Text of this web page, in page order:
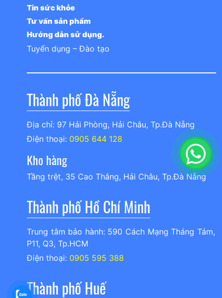
Tin sức khỏe
Tư vấn sản phẩm
Hướng dẫn sử dụng.
Tuyển dụng – Đào tạo
Thành phố Đà Nẵng
Địa chỉ: 97 Hải Phòng, Hải Châu, Tp.Đà Nẵng
Điện thoại: 0905 644 128
Kho hàng
Tầng trệt, 35 Cao Thắng, Hải Châu, Tp.Đà Nẵng
Thành phố Hồ Chí Minh
Trung tâm bảo hành: 590 Cách Mạng Tháng Tám,
P11, Q3, Tp.HCM
Điện thoại: 0905 595 388
Thành phố Huế